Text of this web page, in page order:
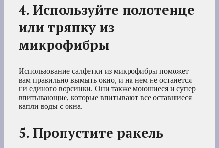
4. Используйте полотенце
или тряпку из
микрофибры
Использование салфетки из микрофибры поможет
вам правильно вымыть окно, и на нем не останется
ни единого ворсинки. Они также моющиеся и супер
впитывающие, которые впитывают все оставшиеся
капли воды с окна.
5. Пропустите ракель